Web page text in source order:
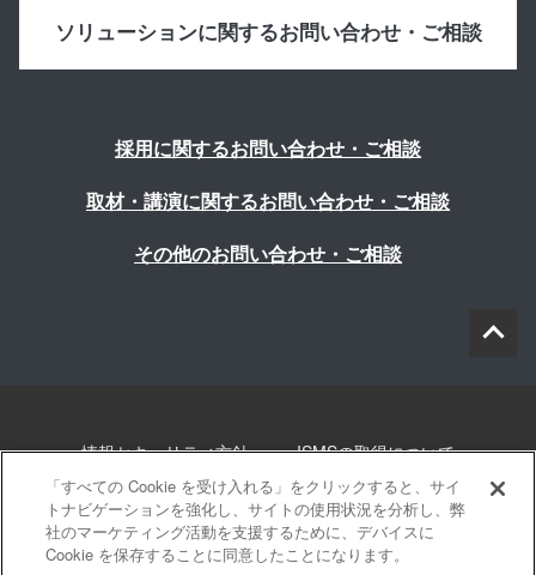
ソリューションに関するお問い合わせ・ご相談
採用に関するお問い合わせ・ご相談
取材・講演に関するお問い合わせ・ご相談
その他のお問い合わせ・ご相談
情報セキュリティ方針 ISMSの取得について
個人情報について 勧誘方針 このサイトについて
サイトマップ
「すべての Cookie を受け入れる」をクリックすると、サイ
トナビゲーションを強化し、サイトの使用状況を分析し、弊
社のマーケティング活動を支援するために、デバイスに
Cookie を保存することに同意したことになります。